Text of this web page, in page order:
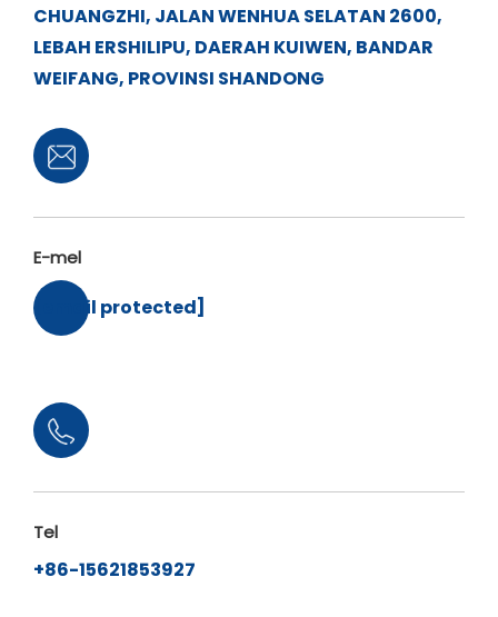
CHUANGZHI, JALAN WENHUA SELATAN 2600,
LEBAH ERSHILIPU, DAERAH KUIWEN, BANDAR
WEIFANG, PROVINSI SHANDONG
E-mel
[email protected]
Tel
+86-15621853927